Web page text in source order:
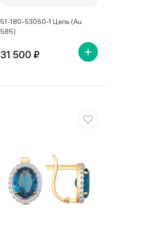
51-180-53050-1 Цепь (Au
585)
31 500 ₽